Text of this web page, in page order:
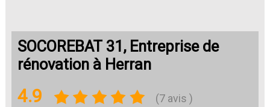
SOCOREBAT 31, Entreprise de
rénovation à Herran
4.9 (7 avis )